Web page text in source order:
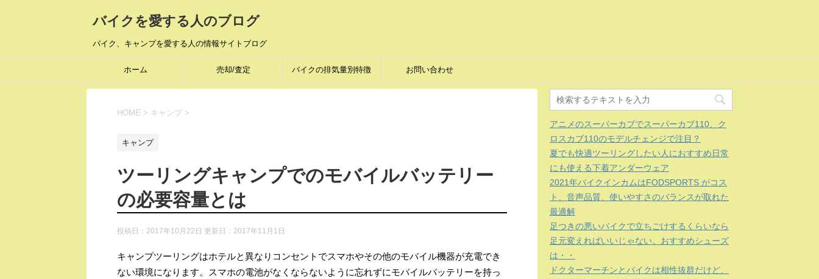
バイクを愛する人のブログ
バイク、キャンプを愛する人の情報サイトブログ
ホーム 売却/査定 バイクの排気量別特徴 お問い合わせ
HOME > キャンプ >
キャンプ
ツーリングキャンプでのモバイルバッテリー
の必要容量とは
投稿日：2017年10月22日 更新日： 2017年11月1日
キャンプツーリングはホテルと異なりコンセントでスマホやその他のモバイル機器が充電でき
ない環境になります。スマホの電池がなくならないように忘れずにモバイルバッテリーを持っ
アニメのスーパーカブでスーパーカブ110、ク
ロスカブ110のモデルチェンジで注目？
夏でも快適ツーリングしたい人におすすめ日常
にも使える下着アンダーウェア
2021年バイクインカムはFODSPORTS がコス
ト、音声品質、使いやすさのバランスが取れた
最適解
足つきの悪いバイクで立ちごけするくらいなら
足元変えればいいじゃない。おすすめシューズ
は・・
ドクターマーチンとバイクは相性抜群だけど、